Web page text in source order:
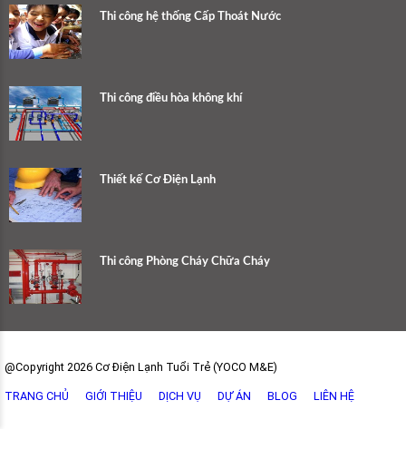
Thi công hệ thống Cấp Thoát Nước
Thi công điều hòa không khí
Thiết kế Cơ Điện Lạnh
Thi công Phòng Cháy Chữa Cháy
@Copyright 2026 Cơ Điện Lạnh Tuổi Trẻ (YOCO M&E)
TRANG CHỦ GIỚI THIỆU DỊCH VỤ DỰ ÁN BLOG LIÊN HỆ